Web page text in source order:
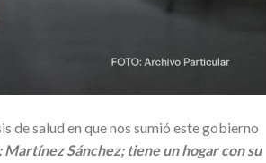
de salud en que nos sumió este gobierno
Sánchez; tiene un hogar con su